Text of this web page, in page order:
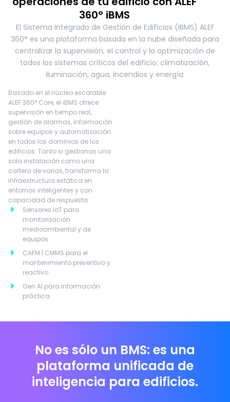
360° iBMS
El Sistema Integrado de Gestión de Edificios (IBMS) ALEF
360° es una plataforma basada en la nube diseñada para
centralizar la supervisión, el control y la optimización de
todos los sistemas críticos del edificio: climatización,
iluminación, agua, incendios y energía.
Basado en el núcleo escalable
ALEF 360° Core, el iBMS ofrece
supervisión en tiempo real,
gestión de alarmas, información
sobre equipos y automatización
en todos los dominios de los
edificios. Tanto si gestionas una
sola instalación como una
cartera de varias, transforma la
infraestructura estática en
entornos inteligentes y con
capacidad de respuesta.
Sensores IoT para
monitorización
medioambiental y de
equipos
CAFM | CMMS para el
mantenimiento preventivo y
reactivo
Gen AI para información
práctica
No es sólo un BMS: es una
plataforma unificada de
inteligencia para edificios.